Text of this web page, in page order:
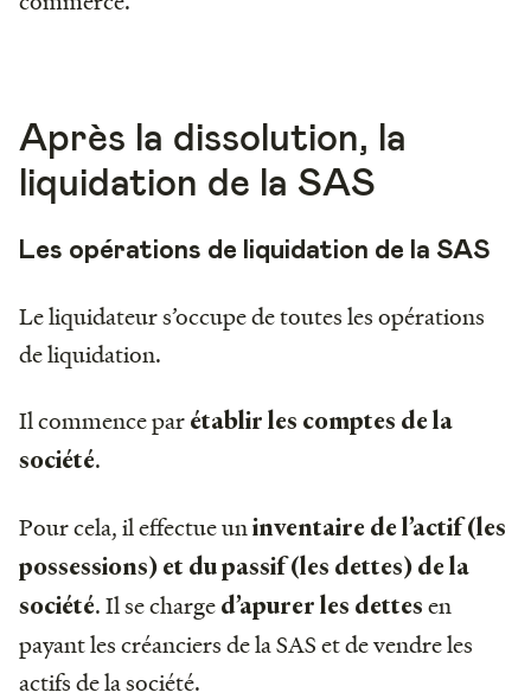
Après la dissolution, la
liquidation de la SAS
Les opérations de liquidation de la SAS
Le liquidateur s’occupe de toutes les opérations
de liquidation.
Il commence par établir les comptes de la
société.
Pour cela, il effectue uninventaire de l’actif (les
possessions) et du passif (les dettes) de la
société. Il se charge d’apurer les dettes en
payant les créanciers de la SAS et de vendre les
actifs de la société.